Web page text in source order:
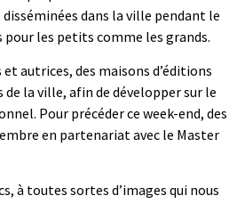
dans la ville pendant le
les petits comme les grands.
autrices, des maisons d’éditions
la ville, afin de développer sur le
Pour précéder ce week-end, des
en partenariat avec le Master
à toutes sortes d’images qui nous